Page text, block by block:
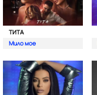
ТИТА
Мило мое